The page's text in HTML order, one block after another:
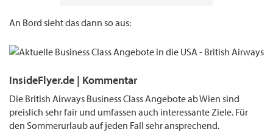
An Bord sieht das dann so aus:
InsideFlyer.de | Kommentar
Die British Airways Business Class Angebote ab Wien sind
preislich sehr fair und umfassen auch interessante Ziele. Für
den Sommerurlaub auf jeden Fall sehr ansprechend.